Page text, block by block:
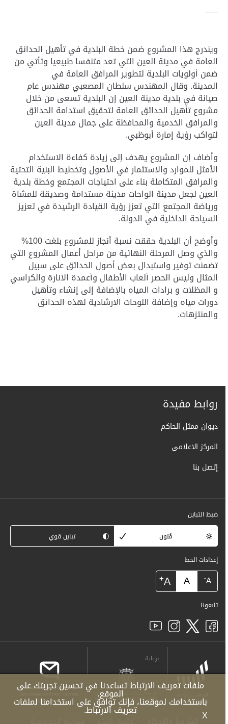
ويندرج هذا المشروع ضمن خطة البلدية في تأهيل الحدائق
العامة في مدينة العين التي تعد متنفسا طبيعيا وتأتي من
ضمن أولويات البلدية لتطوير المرافق العامة في
المدينة. وقال المهندس سلطان المصعبي مهندس عام
صيانة في بلدية مدينة العين إن البلدية تسعى من خلال
مشروع تأهيل الحدائق العامة لتحقيق استدامة الحدائق
والمرافق الخدمية والمحافظة على جمال مدينة العين
لتواكب رؤية إمارة أبوظبي.
وأضاف إن المشروع يهدف إلى زيادة كفاءة الاستخدام
الأمثل للموارد والاستثمار في الأصول وتخطيط البنية التحتية
والمرافق المتكاملة بناء على احتياجات المجتمع وخطة بلدية
العين لجعل مدينة الواحات مدينة مستدامة وصديقة للمشاة
ورياضة المجتمع التي تعزز رؤية القيادة الرشيدة في تعزيز
السياحة الداخلية في الدولة.
وأوضح أن البلدية حققت نسبة أنجاز للمشروع بلغت 100%
والذي وصل المرحلة النهائية من مراحل أعمال المشروع التي
تضمنت توفير واستبدال بعض أصول الحدائق على سبيل
المثال وليس الحصر ألعاب الأطفال وأعمدة الانارة والكراسي
و المظلات و برادات المياه بالإضافة إلى إنشاء وتأهيل
دورات مياه وإضافة اللوحات الارشادية لهذه الحدائق
والمنتزهات.
روابط مفيدة
ديوان ممثل الحاكم
المركز الاعلامى
إتصل بنا
ضبط التباين
مُلون
تباين قوي
إعدادات الخط
A
-
A
A
+
تابعونا
برعاية
X
ملفات تعريف الارتباط تساعدنا في تحسين تجربتك على
الموقع.
باستخدامك لموقعنا، فإنك توافق على استخدامنا لملفات
تعريف الارتباط.